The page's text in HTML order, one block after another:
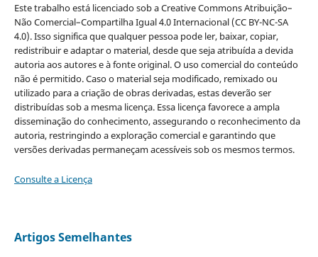
Este trabalho está licenciado sob a Creative Commons Atribuição–
Não Comercial–Compartilha Igual 4.0 Internacional (CC BY-NC-SA
4.0). Isso significa que qualquer pessoa pode ler, baixar, copiar,
redistribuir e adaptar o material, desde que seja atribuída a devida
autoria aos autores e à fonte original. O uso comercial do conteúdo
não é permitido. Caso o material seja modificado, remixado ou
utilizado para a criação de obras derivadas, estas deverão ser
distribuídas sob a mesma licença. Essa licença favorece a ampla
disseminação do conhecimento, assegurando o reconhecimento da
autoria, restringindo a exploração comercial e garantindo que
versões derivadas permaneçam acessíveis sob os mesmos termos.
Consulte a Licença
Artigos Semelhantes